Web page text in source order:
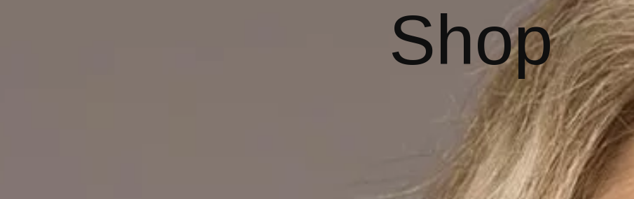
Shop